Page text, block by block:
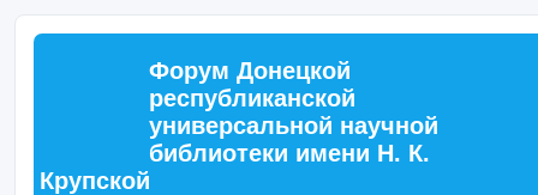
Форум Донецкой
республиканской
универсальной научной
библиотеки имени Н. К.
Крупской